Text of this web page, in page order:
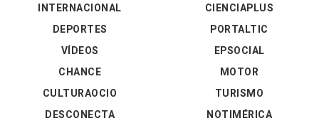
INTERNACIONAL
DEPORTES
VÍDEOS
CIENCIAPLUS
PORTALTIC
EPSOCIAL
CHANCE
CULTURAOCIO
DESCONECTA
MOTOR
TURISMO
NOTIMÉRICA